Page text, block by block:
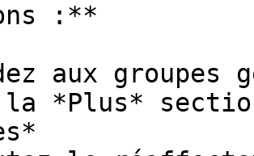
:**
aux groupes
la *Plus*